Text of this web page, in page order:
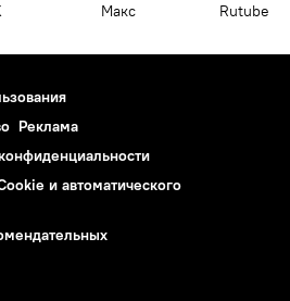
Макс Rutube
Реклама
и автоматического